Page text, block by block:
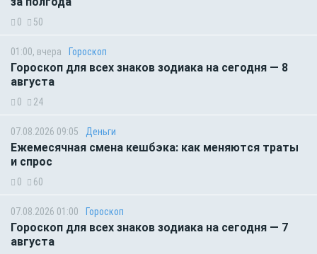
0 50
01:00, вчера Гороскоп
Гороскоп для всех знаков зодиака на сегодня — 8
августа
0 24
07.08.2026 09:05 Деньги
Ежемесячная смена кешбэка: как меняются траты
и спрос
0 60
07.08.2026 01:00 Гороскоп
Гороскоп для всех знаков зодиака на сегодня — 7
августа